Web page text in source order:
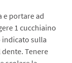
e portare ad
1 cucchiaino
indicato sulla
Tenere